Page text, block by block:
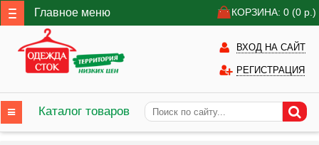
Главное меню КОРЗИНА: 0 (0 р.)
ВХОД НА САЙТ
РЕГИСТРАЦИЯ
Каталог товаров